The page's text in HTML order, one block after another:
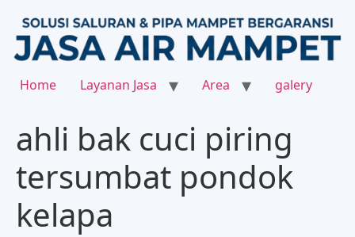
Home Layanan Jasa Area galery
ahli bak cuci piring
tersumbat pondok
kelapa